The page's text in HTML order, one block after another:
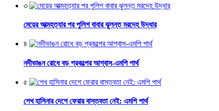
৩
মেয়ের আত্মহত্যার পর পুলিশ বাবার ঝুলন্ত মরদেহ উদ্ধার
৪
নদীভাঙন রোধে বড় প্রকল্পের আশ্বাস-এমপি পার্থ
৫
শেখ হাসিনার দেশে ফেরার বাস্তবতা নেই: এমপি পার্থ